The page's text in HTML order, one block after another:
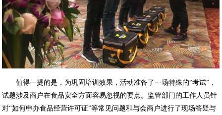
值得一提的是，为巩固培训效果，活动准备了一场特殊的“考试” ，
试题涉及商户在食品安全方面容易忽视的要点。监管部门的工作人员针
对“如何申办食品经营许可证”等常见问题和与会商户进行了现场答疑与